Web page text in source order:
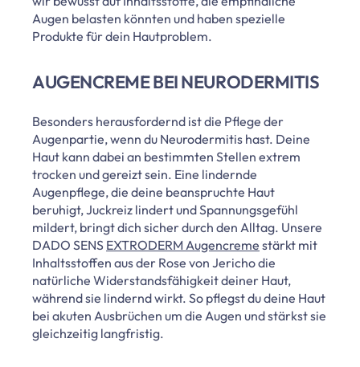
Augen belasten könnten und haben spezielle
Produkte für dein Hautproblem.
AUGENCREME BEI NEURODERMITIS
Besonders herausfordernd ist die Pflege der
Augenpartie, wenn du Neurodermitis hast. Deine
Haut kann dabei an bestimmten Stellen extrem
trocken und gereizt sein. Eine lindernde
Augenpflege, die deine beanspruchte Haut
beruhigt, Juckreiz lindert und Spannungsgefühl
mildert, bringt dich sicher durch den Alltag. Unsere
DADO SENS EXTRODERM Augencreme stärkt mit
Inhaltsstoffen aus der Rose von Jericho die
natürliche Widerstandsfähigkeit deiner Haut,
während sie lindernd wirkt. So pflegst du deine Haut
bei akuten Ausbrüchen um die Augen und stärkst sie
gleichzeitig langfristig.